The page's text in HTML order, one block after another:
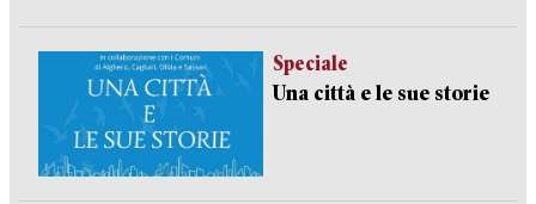
Speciale
Una città e le sue storie